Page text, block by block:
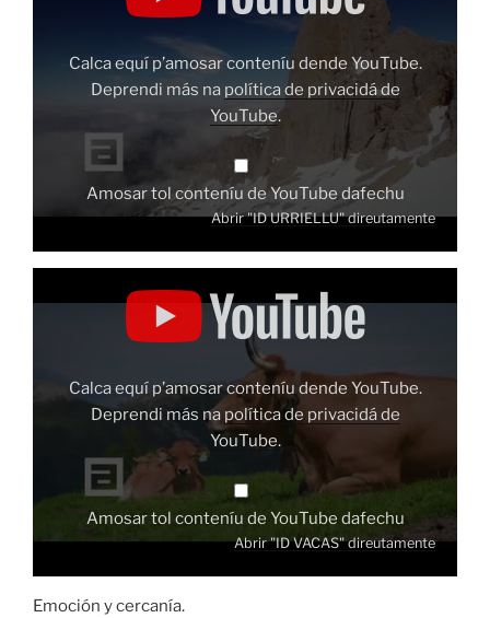
Calca equí p’amosar conteníu dende YouTube.
Deprendi más na política de privacidá de
YouTube.
Amosar tol conteníu de YouTube dafechu
Abrir "ID URRIELLU" direutamente
Amosar
VACAS"
Calca equí p’amosar conteníu dende YouTube.
Deprendi más na política de privacidá de
YouTube.
Amosar tol conteníu de YouTube dafechu
Abrir "ID VACAS" direutamente
Emoción y cercanía.